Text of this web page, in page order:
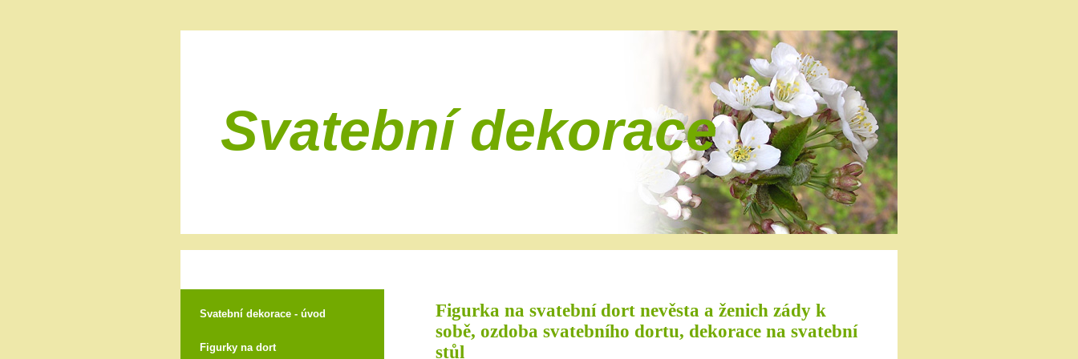
Svatební dekorace
Svatební dekorace - úvod
Figurky na dort
Figurka na svatební dort nevěsta a ženich zády k
sobě, ozdoba svatebního dortu, dekorace na svatební
stůl